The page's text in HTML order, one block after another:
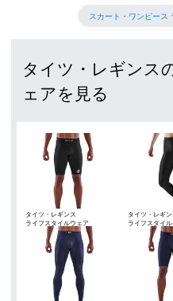
スカート・ワンピース
タイツ・レギンス
ェアを見る
タイツ・レギンス
ライフスタイルウェア
タイツ・レギン
ライフスタイ